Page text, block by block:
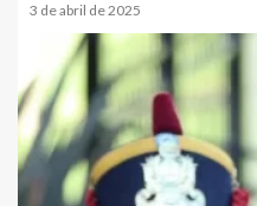
3 de abril de 2025